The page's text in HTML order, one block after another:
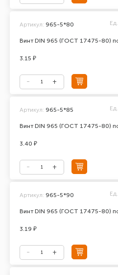
Винт DIN 965 (ГОСТ 17475-80)
Артикул: 965-5*80
3.15 ₽
Винт DIN 965 (ГОСТ 17475-80)
Артикул: 965-5*85
3.40 ₽
Винт DIN 965 (ГОСТ 17475-80)
Артикул: 965-5*90
3.19 ₽